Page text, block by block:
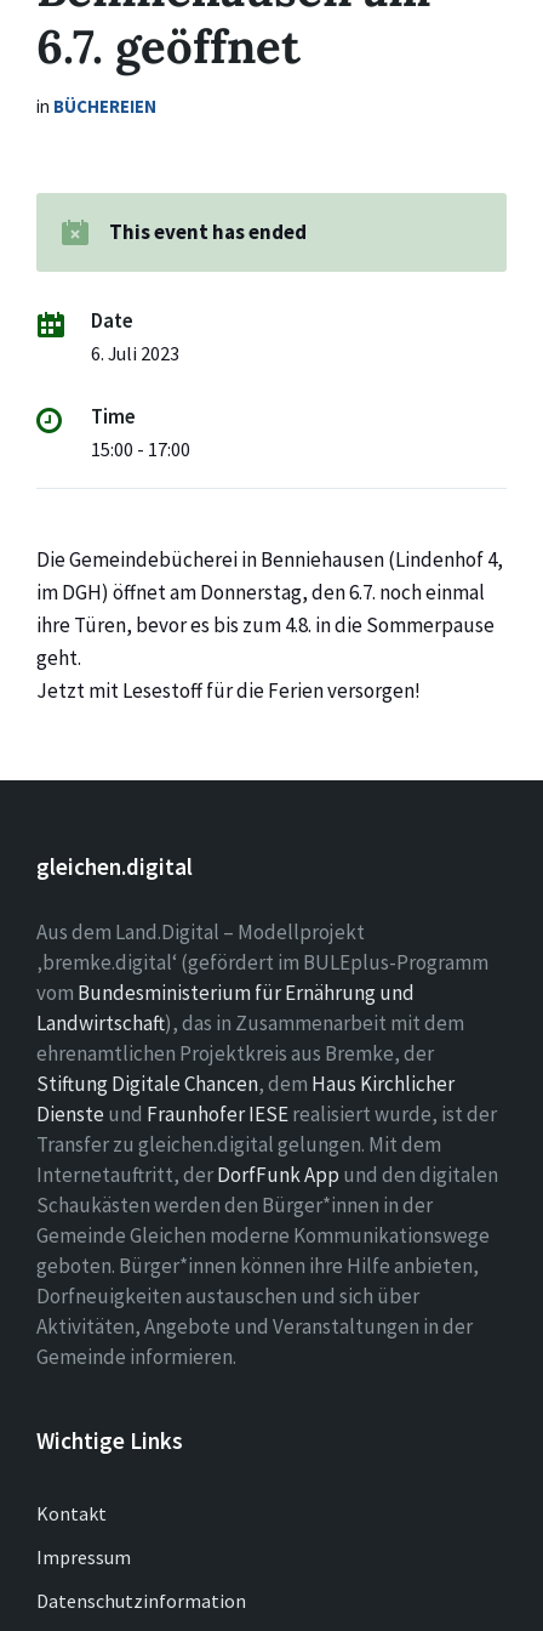
6.7. geöffnet
in BÜCHEREIEN
This event has ended
Date
6. Juli 2023
Time
15:00 - 17:00
Die Gemeindebücherei in Benniehausen (Lindenhof 4,
im DGH) öffnet am Donnerstag, den 6.7. noch einmal
ihre Türen, bevor es bis zum 4.8. in die Sommerpause
geht.
Jetzt mit Lesestoff für die Ferien versorgen!
gleichen.digital
Aus dem Land.Digital – Modellprojekt
‚bremke.digital‘ (gefördert im BULEplus-Programm
vom Bundesministerium für Ernährung und
Landwirtschaft), das in Zusammenarbeit mit dem
ehrenamtlichen Projektkreis aus Bremke, der
Stiftung Digitale Chancen, dem Haus Kirchlicher
Dienste und Fraunhofer IESErealisiert wurde, ist der
Transfer zu gleichen.digital gelungen. Mit dem
Internetauftritt, derDorfFunk App und den digitalen
Schaukästen werden den Bürger*innen in der
Gemeinde Gleichen moderne Kommunikationswege
geboten. Bürger*innen können ihre Hilfe anbieten,
Dorfneuigkeiten austauschen und sich über
Aktivitäten, Angebote und Veranstaltungen in der
Gemeinde informieren.
Wichtige Links
Kontakt
Impressum
Datenschutzinformation